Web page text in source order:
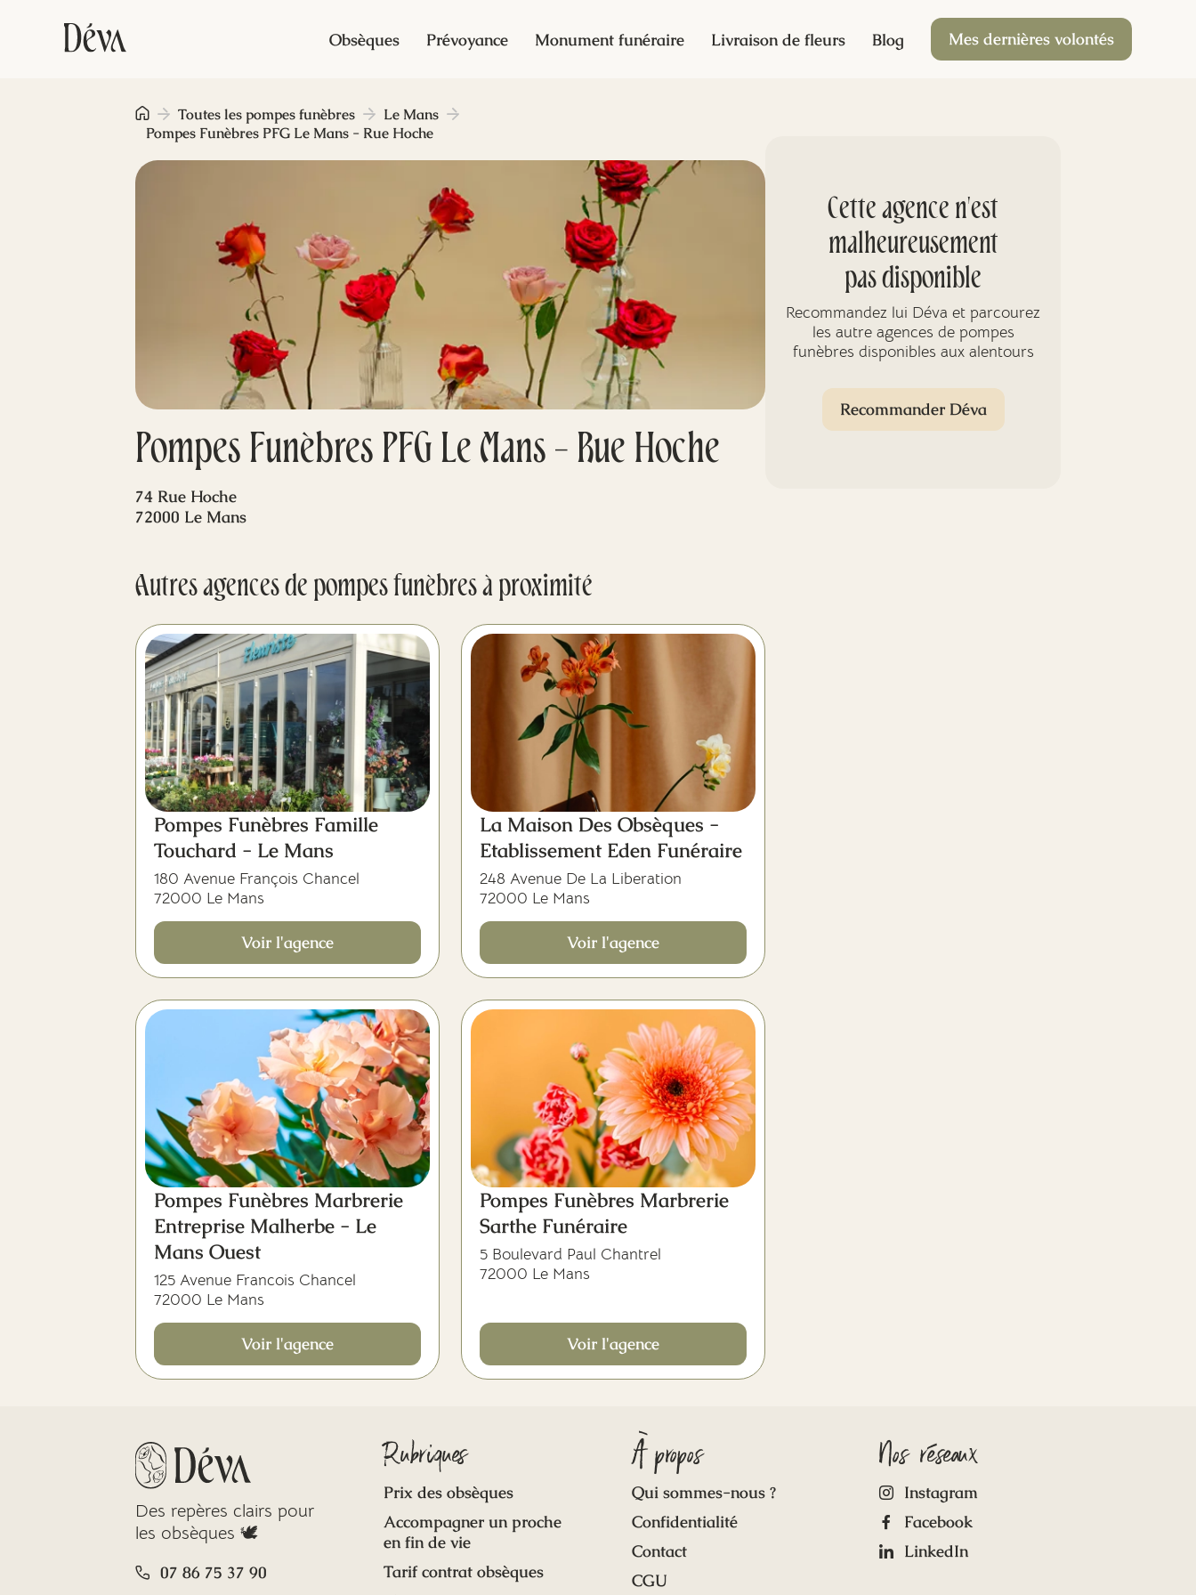
Obsèques Prévoyance Monument funéraire Livraison de fleurs Blog Mes dernières volontés
Pompes Funèbres PFG Le Mans - Rue Hoche
Toutes les pompes funèbres
Le Mans
Pompes Funèbres PFG Le Mans - Rue Hoche
74 Rue Hoche
72000 Le Mans
Autres agences de pompes funèbres à proximité
Pompes Funèbres Famille
Touchard - Le Mans
180 Avenue François Chancel
72000 Le Mans
Voir l'agence
La Maison Des Obsèques -
Etablissement Eden Funéraire
248 Avenue De La Liberation
72000 Le Mans
Voir l'agence
Pompes Funèbres Marbrerie
Entreprise Malherbe - Le
Mans Ouest
125 Avenue Francois Chancel
72000 Le Mans
Voir l'agence
Pompes Funèbres Marbrerie
Sarthe Funéraire
5 Boulevard Paul Chantrel
72000 Le Mans
Voir l'agence
Cette agence n'est
malheureusement
pas disponible
Recommandez lui Déva et parcourez
les autre agences de pompes
funèbres disponibles aux alentours
Recommander Déva
Des repères clairs pour
les obsèques 🕊️
07 86 75 37 90
Rubriques
Prix des obsèques
Accompagner un proche
en fin de vie
Tarif contrat obsèques
À propos
Qui sommes-nous ?
Confidentialité
Contact
CGU
Nos réseaux
Instagram
Facebook
LinkedIn